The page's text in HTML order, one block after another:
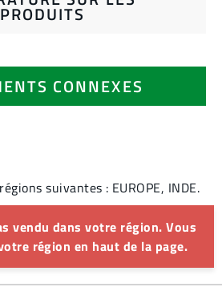
PRODUITS
CONNEXES
suivantes : EUROPE, INDE.
vendu dans votre région. Vous
région en haut de la page.